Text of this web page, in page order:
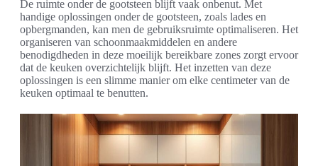
De ruimte onder de gootsteen blijft vaak onbenut. Met
handige oplossingen onder de gootsteen, zoals lades en
opbergmanden, kan men de gebruiksruimte optimaliseren. Het
organiseren van schoonmaakmiddelen en andere
benodigdheden in deze moeilijk bereikbare zones zorgt ervoor
dat de keuken overzichtelijk blijft. Het inzetten van deze
oplossingen is een slimme manier om elke centimeter van de
keuken optimaal te benutten.